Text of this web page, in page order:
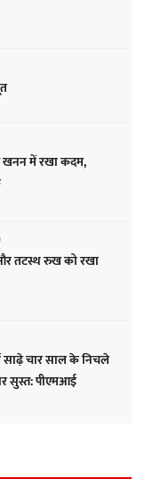
खनन में रखा कदम,
तटस्थ रुख को रखा
साढ़े चार साल के निचले
सुस्त: पीएमआई